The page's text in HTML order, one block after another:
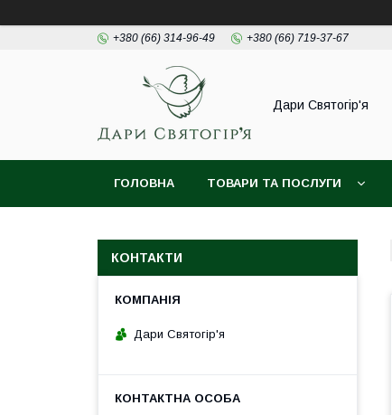
+380 (66) 314-96-49 +380 (66) 719-37-67
Дари Святогір'я
ГОЛОВНА ТОВАРИ ТА ПОСЛУГИ
КОНТАКТИ
Дари Святогір'я